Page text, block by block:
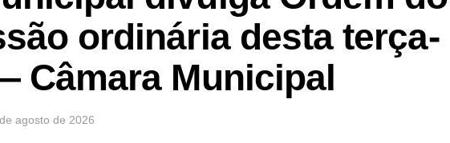
ordinária desta terça-
Câmara Municipal
agosto de 2026